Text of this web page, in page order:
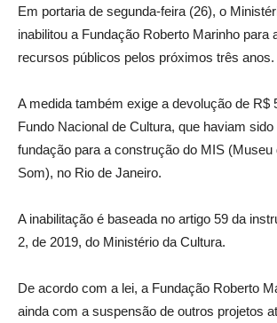
Em portaria de segunda-feira (26), o
inabilitou a Fundação Roberto Marinho para
recursos públicos pelos próximos três anos.
A medida também exige a devolução de R$
Fundo Nacional de Cultura, que haviam
fundação para a construção do MIS (Museu
Som), no Rio de Janeiro.
A inabilitação é baseada no artigo 59 da
2, de 2019, do Ministério da Cultura.
De acordo com a lei, a Fundação Roberto
ainda com a suspensão de outros projetos